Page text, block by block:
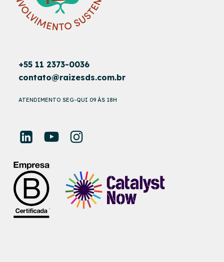
+55 11 2373-0036
contato@raizesds.com.br
ATENDIMENTO SEG-QUI 09 ÀS 18H